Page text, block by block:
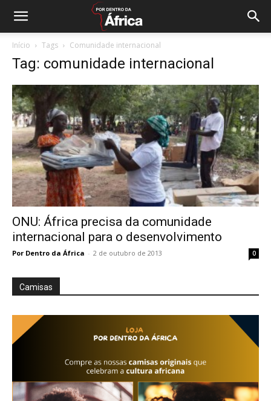
Início Tags Comunidade internacional
Tag: comunidade internacional
ONU: África precisa da comunidade
internacional para o desenvolvimento
Por Dentro da África - 2 de outubro de 2013 0
Camisas